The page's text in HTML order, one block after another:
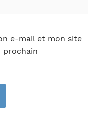
e-mail et mon site
prochain